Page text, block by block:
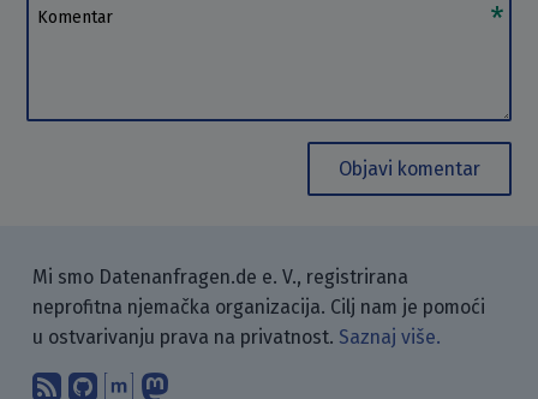
Komentar
Objavi komentar
Mi smo Datenanfragen.de e. V., registrirana
neprofitna njemačka organizacija. Cilj nam je pomoći
u ostvarivanju prava na privatnost. Saznaj više.
Pretplati se na naš blog koristeći
Pronađi nas na GitHubu.
Raspravljaj s nama putem